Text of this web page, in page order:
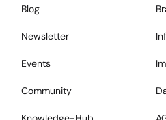
Blog
Newsletter
Events
Community